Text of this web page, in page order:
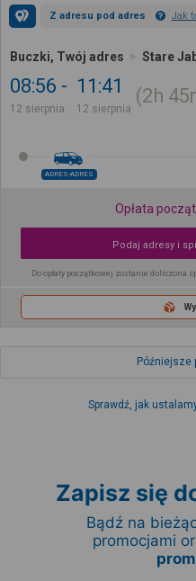
Z adresu pod adres Jak
Buczki, Twój adres Stare
08:56
12 sierpnia
11:41
12 sierpnia
2h
ADRES-ADRES
Opłata
Podaj adresy i
Do opłaty początkowej zostanie doliczona
Późniejsze
Sprawdź, jak
Zapisz się
Bądź na
promocjami